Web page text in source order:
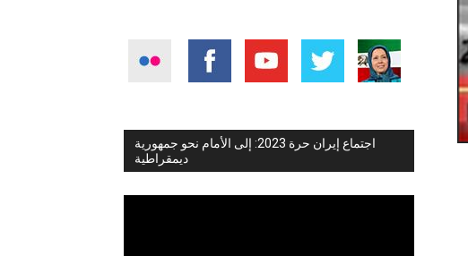
اجتماع إيران حرة 2023: إلى الأمام نحو جمهورية
ديمقراطية